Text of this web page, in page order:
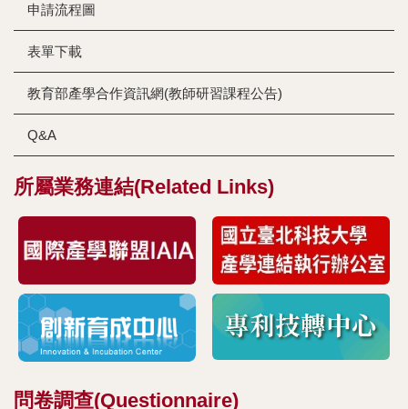
申請流程圖
表單下載
教育部產學合作資訊網(教師研習課程公告)
Q&A
所屬業務連結(Related Links)
問卷調查(Questionnaire)